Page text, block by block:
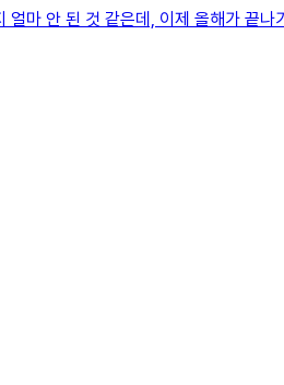
안 된 것 같은데, 이제 올해가 끝나